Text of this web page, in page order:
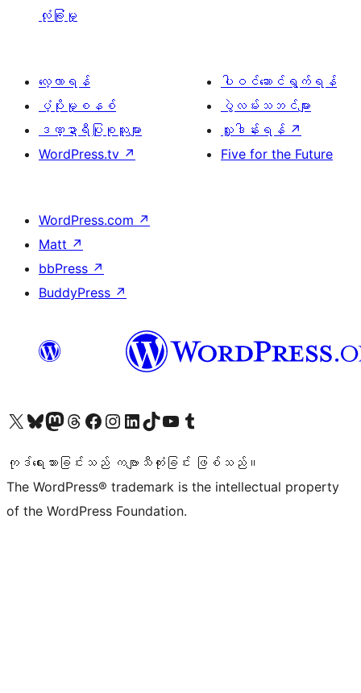
လုံခြုံမှု
လေ့လာရန်
ပံ့ပိုးမှုစနစ်
ဒဏ္ဍာရီပြုစုသူများ
WordPress.tv ↗
ပါဝင်ဆောင်ရွက်ရန်
ပွဲလမ်းသဘင်များ
လှူဒါန်းရန် ↗
Five for the Future
WordPress.com ↗
Matt ↗
bbPress ↗
BuddyPress ↗
ကျွန်ုပ်တို့၏ X (ယခင် Twitter) အကောင့်သို့ သွားရောက်ကြည့်ရှုပါကျွန်ုပ်တို့၏ Bluesky အကောင့်သို့ ဝင်ရောက်ကြည့်ရှုရန်
ကျွန်ုပ်တို့၏ Mastodon အကောင့်သို့ သွားရောက်ကြည့်ရှုပါကျွန်ုပ်တို့၏ Threads အကောင့်သို့ ဝင်ရောက်ကြည့်ရှုရန်
ကျွန်ုပ်တို့၏ Facebook စာမျက်နှာသို့ သွားရောက်ကြည့်ရှုပါကျွန်ုပ်တို့၏ Instagram အကောင့်သို့ သွားရောက်ကြည့်ရှုပါ ကျွန်ုပ်တို့၏ LinkedIn အကောင့်သို့ သွားရောက်ကြည့်ရှုပါကျွန်ုပ်တို့၏ TikTok အကောင့်သို့ ဝင်ရောက်ကြည့်ရှုရန်
ကျွန်ုပ်တို့၏ YouTube ချန်နယ်သို့ သွားရောက်ကြည့်ရှုပါ ကျွန်ုပ်တို့၏ Tumblr အကောင့်သို့ ဝင်ရောက်ကြည့်ရှုရန်
ကုဒ်ရေးသားခြင်းသည် ကဗျာသီကုံးခြင်း ဖြစ်သည်။
The WordPress® trademark is the intellectual property
of the WordPress Foundation.